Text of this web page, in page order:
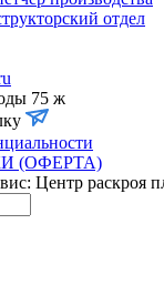
отдел
75 ж
(ОФЕРТА)
Центр раскроя